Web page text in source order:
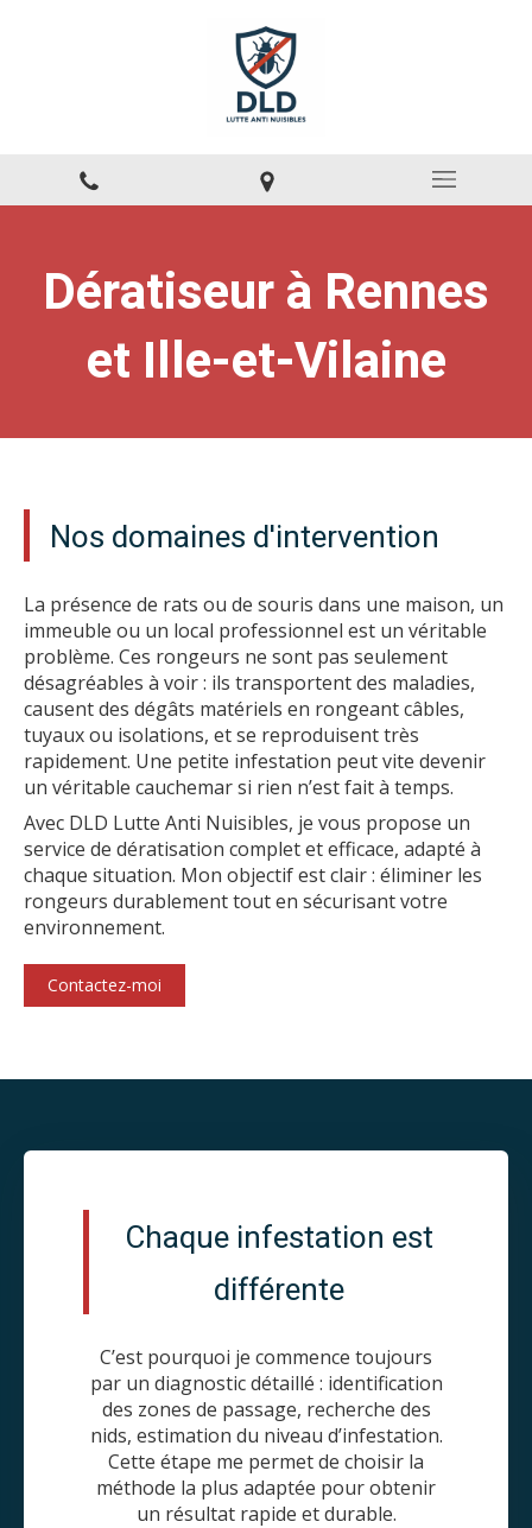
Dératiseur à Rennes
et Ille-et-Vilaine
Nos domaines d'intervention
La présence de rats ou de souris dans une maison, un
immeuble ou un local professionnel est un véritable
problème. Ces rongeurs ne sont pas seulement
désagréables à voir : ils transportent des maladies,
causent des dégâts matériels en rongeant câbles,
tuyaux ou isolations, et se reproduisent très
rapidement. Une petite infestation peut vite devenir
un véritable cauchemar si rien n’est fait à temps.
Avec DLD Lutte Anti Nuisibles, je vous propose un
service de dératisation complet et efficace, adapté à
chaque situation. Mon objectif est clair : éliminer les
rongeurs durablement tout en sécurisant votre
environnement.
Contactez-moi
Chaque infestation est
différente
C’est pourquoi je commence toujours
par un diagnostic détaillé : identification
des zones de passage, recherche des
nids, estimation du niveau d’infestation.
Cette étape me permet de choisir la
méthode la plus adaptée pour obtenir
un résultat rapide et durable.